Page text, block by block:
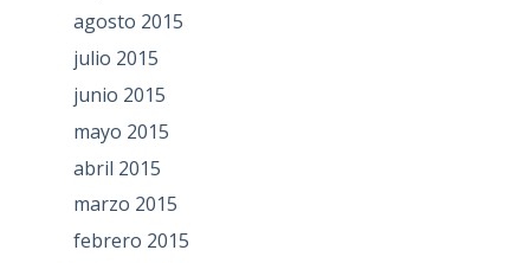
agosto 2015
julio 2015
junio 2015
mayo 2015
abril 2015
marzo 2015
febrero 2015